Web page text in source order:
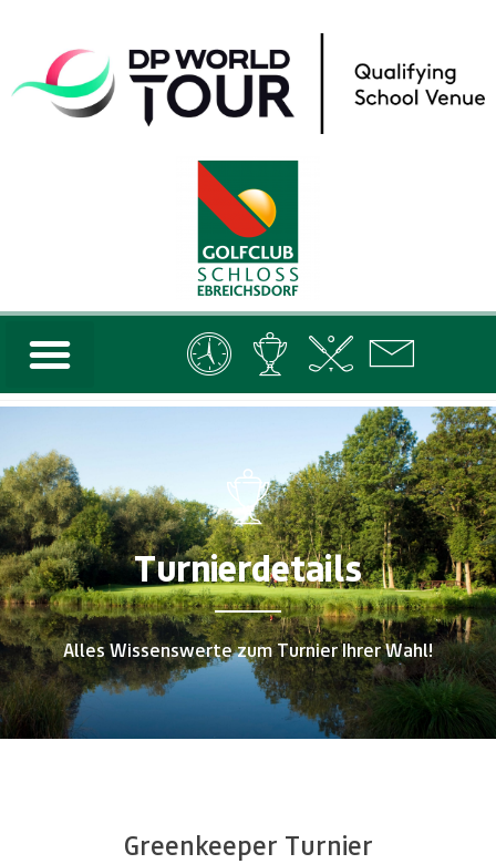
Turnierdetails
Alles Wissenswerte zum Turnier Ihrer Wahl!
Greenkeeper Turnier